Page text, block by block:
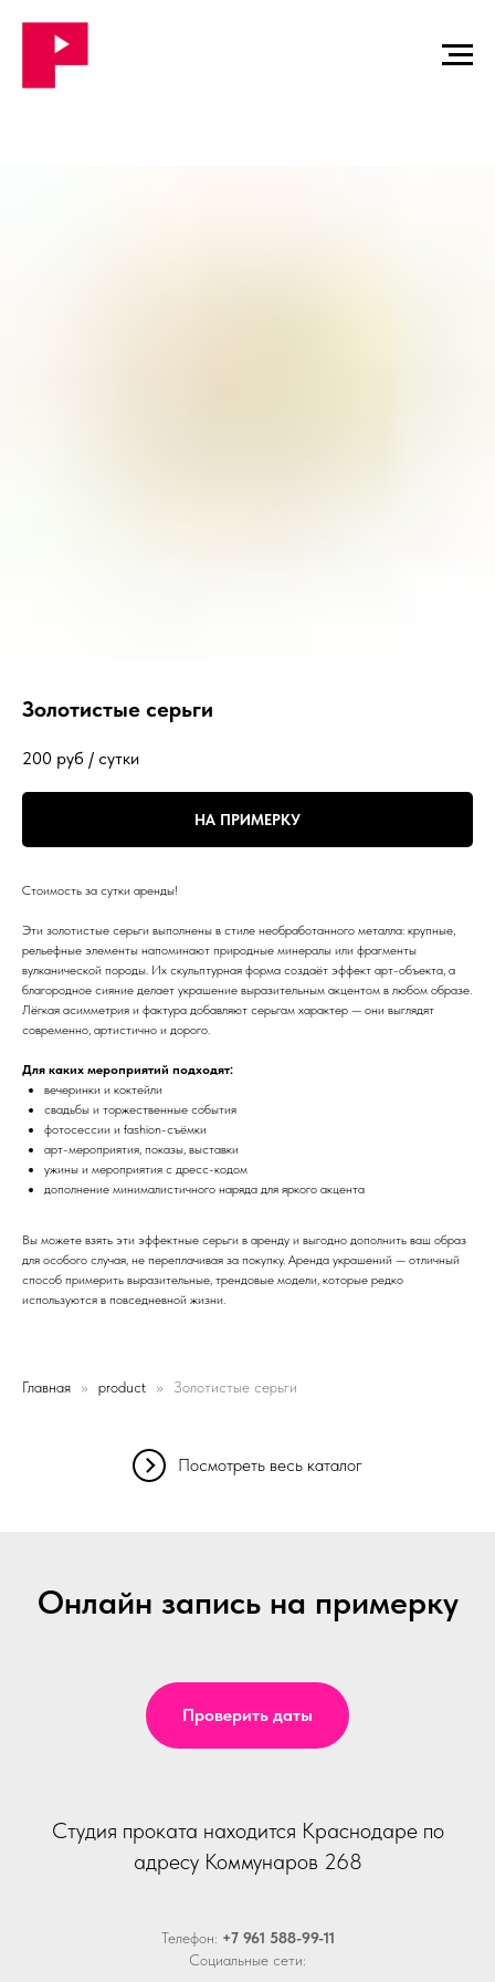
Золотистые серьги
200 руб / сутки
НА ПРИМЕРКУ
Стоимость за сутки аренды!
Эти золотистые серьги выполнены в стиле необработанного металла: крупные,
рельефные элементы напоминают природные минералы или фрагменты
вулканической породы. Их скульптурная форма создаёт эффект арт-объекта, а
благородное сияние делает украшение выразительным акцентом в любом образе.
Лёгкая асимметрия и фактура добавляют серьгам характер — они выглядят
современно, артистично и дорого.
Для каких мероприятий подходят:
вечеринки и коктейли
свадьбы и торжественные события
фотосессии и fashion-съёмки
арт-мероприятия, показы, выставки
ужины и мероприятия с дресс-кодом
дополнение минималистичного наряда для яркого акцента
Вы можете взять эти эффектные серьги в аренду и выгодно дополнить ваш образ
для особого случая, не переплачивая за покупку. Аренда украшений — отличный
способ примерить выразительные, трендовые модели, которые редко
используются в повседневной жизни.
Главная product Золотистые серьги
Посмотреть весь каталог
Онлайн запись на примерку
Проверить даты
Студия проката находится Краснодаре по
адресу Коммунаров 268
Телефон: +7 961 588-99-11
Социальные сети: